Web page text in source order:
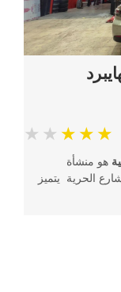
منشأة
الحرية يتميز